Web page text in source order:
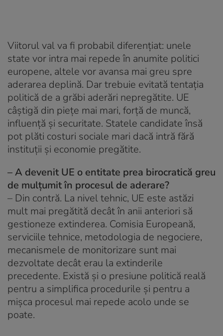
Viitorul val va fi probabil diferențiat: unele
state vor intra mai repede în anumite politici
europene, altele vor avansa mai greu spre
aderarea deplină. Dar trebuie evitată tentația
politică de a grăbi aderări nepregătite. UE
câștigă din piețe mai mari, forță de muncă,
influență și securitate. Statele candidate însă
pot plăti costuri sociale mari dacă intră fără
instituții și economie pregătite.
– A devenit UE o entitate prea birocratică greu
de mulțumit în procesul de aderare?
– Din contră. La nivel tehnic, UE este astăzi
mult mai pregătită decât în anii anteriori să
gestioneze extinderea. Comisia Europeană,
serviciile tehnice, metodologia de negociere,
mecanismele de monitorizare sunt mai
dezvoltate decât erau la extinderile
precedente. Există și o presiune politică reală
pentru a simplifica procedurile și pentru a
mișca procesul mai repede acolo unde se
poate.